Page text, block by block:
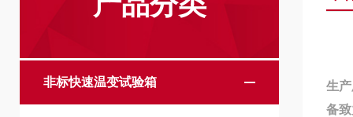
非标快速温变试验箱
生
备